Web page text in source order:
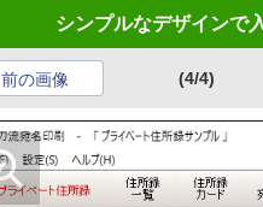
シンプルなデザインで
前の画像 (4/4)